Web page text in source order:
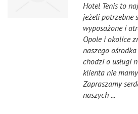
Hotel Tenis to
jeżeli potrzebne
wyposażone i
Opole i okolice
naszego
chodzi o usługi
klienta nie
Zapraszamy
naszych ...